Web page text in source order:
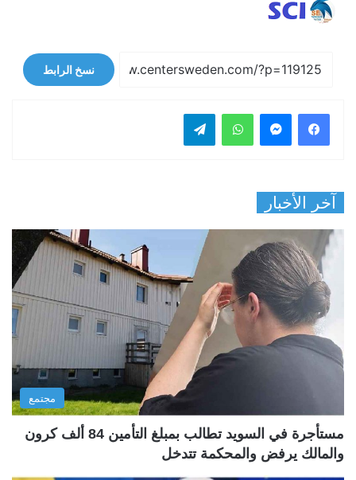
نسخ الرابط
فيسبوك واتساب
آخر الأخبار
مجتمع
مستأجرة في السويد تطالب بمبلغ التأمين 84 ألف كرون
والمالك يرفض والمحكمة تتدخل